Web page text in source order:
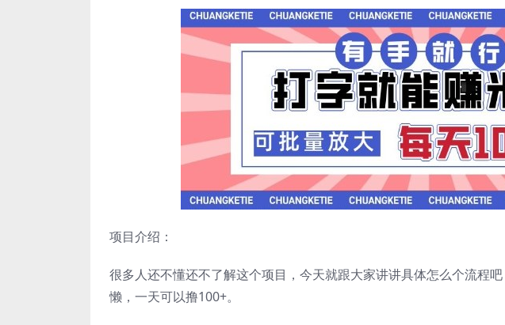
项目介绍：
很多人还不懂还不了解这个项目，今天就跟大家讲讲具体怎么个流程
懒，一天可以撸100+。